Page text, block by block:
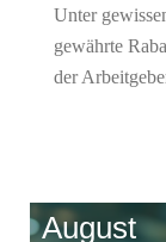
Unter
gewährte
der
August